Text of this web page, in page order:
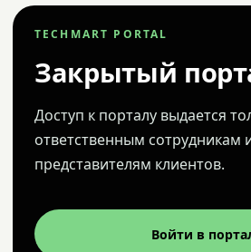
TECHMART PORTAL
Закрытый
Доступ к порталу выдается
ответственным сотрудникам
представителям клиентов.
Войти в